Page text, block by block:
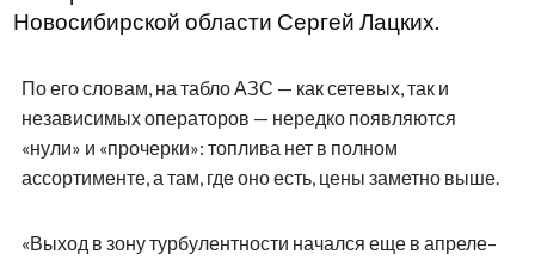
Новосибирской области Сергей Лацких.
По его словам, на табло АЗС — как сетевых, так и
независимых операторов — нередко появляются
«нули» и «прочерки»: топлива нет в полном
ассортименте, а там, где оно есть, цены заметно выше.
«Выход в зону турбулентности начался еще в апреле–